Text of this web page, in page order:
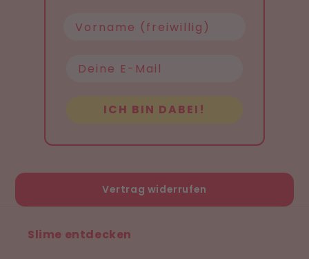
Name
ICH BIN DABEI!
Vertrag widerrufen
Slime entdecken